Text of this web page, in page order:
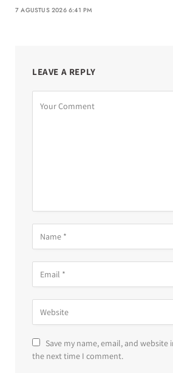
7 AGUSTUS 2026 6:41 PM
LEAVE A REPLY
Save my name, email, and
the next time I comment.